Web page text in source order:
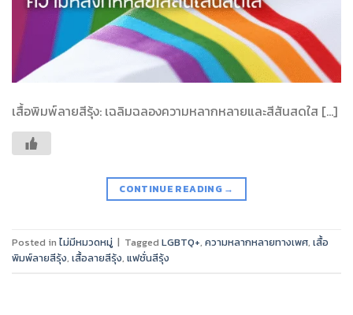
เสื้อพิมพ์ลายสีรุ้ง: เฉลิมฉลองความหลากหลายและสีสันสดใส […]
CONTINUE READING →
Posted in ไม่มีหมวดหมู่ | Tagged LGBTQ+, ความหลากหลายทางเพศ, เสื้อ
พิมพ์ลายสีรุ้ง, เสื้อลายสีรุ้ง, แฟชั่นสีรุ้ง